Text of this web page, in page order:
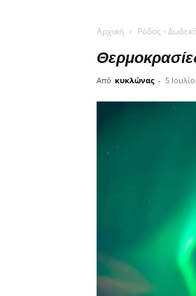
Αρχική Ρόδος -
Από κυκλώνας - 5